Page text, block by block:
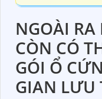
NGOÀI RA
CÒN CÓ
GÓI Ổ
GIAN LƯU